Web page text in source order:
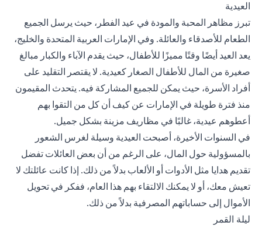
العيدية
تبرز مظاهر المحبة والمودة في عيد الفطر، حيث يرسل الجميع
الطعام للأصدقاء والعائلة. وفي الإمارات العربية المتحدة والخليج،
يعد العيد أيضًا وقتًا مميزًا للأطفال، حيث يقدم الآباء والكبار مبالغ
صغيرة من المال للأطفال الصغار كعيدية. لا يقتصر التقليد على
أفراد الأسرة، حيث يمكن للجميع المشاركة فيه. يتحدث المقيمون
منذ فترة طويلة في الإمارات عن كيف أن كل من التقوا بهم
أعطوهم عيدية، غالبًا في مظاريف مزينة بشكل جميل.
في السنوات الأخيرة، أصبحت العيدية وسيلة لغرس الشعور
بالمسؤولية حول المال، على الرغم من أن بعض العائلات تفضل
تقديم هدايا مثل الأدوات أو الألعاب بدلاً من ذلك. إذا كانت عائلتك لا
تعيش معك، أو لا يمكنك الالتقاء بهم هذا العام، ففكر في تحويل
الأموال إلى حساباتهم المصرفية بدلاً من ذلك.
ليلة القمر